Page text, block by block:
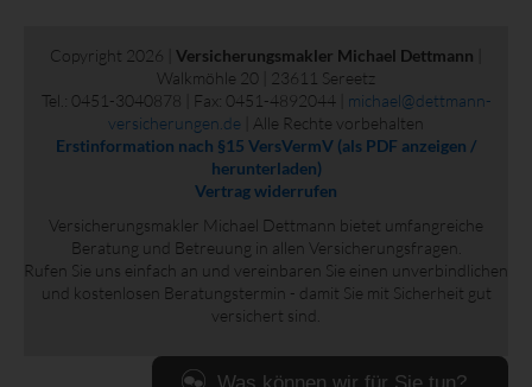
Copyright 2026 | Versicherungsmakler Michael Dettmann
Walkmöhle 20 | 23611 Sereetz
Tel.: 0451-3040878 | Fax: 0451-4892044 | michael@dettmann-
versicherungen.de | Alle Rechte vorbehalten
Erstinformation nach §15 VersVermV (als PDF anzeigen /
herunterladen)
Vertrag widerrufen
Versicherungsmakler Michael Dettmann bietet umfangreiche
Beratung und Betreuung in allen Versicherungsfragen.
Rufen Sie uns einfach an und vereinbaren Sie einen unverbindlichen
und kostenlosen Beratungstermin - damit Sie mit Sicherheit gut
versichert sind.